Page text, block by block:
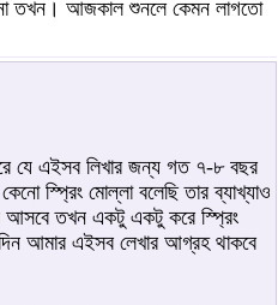
তখন। আজকাল শুনলে কেমন লাগতো
যে এইসব লিখার জন্য গত ৭-৮ বছর
স্প্রিং মোল্লা বলেছি তার ব্যাখ্যাও
তখন একটু একটু করে স্প্রিং
আমার এইসব লেখার আগ্রহ থাকবে